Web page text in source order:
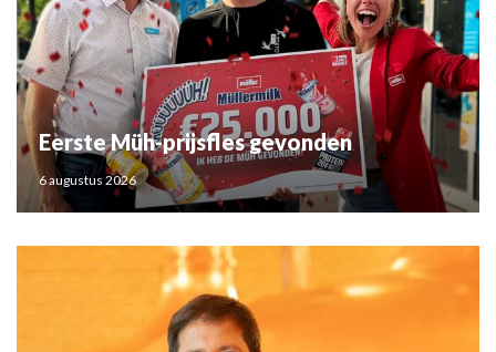
Eerste Müh-prijsfles gevonden
6 augustus 2026